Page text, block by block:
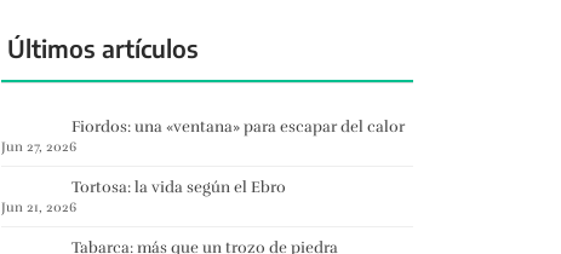
Últimos artículos
Fiordos: una «ventana» para escapar del calor
Jun 27, 2026
Tortosa: la vida según el Ebro
Jun 21, 2026
Tabarca: más que un trozo de piedra